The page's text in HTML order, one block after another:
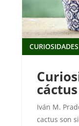
cáctus
CURIOSIDADES
Iván M.
cactus son